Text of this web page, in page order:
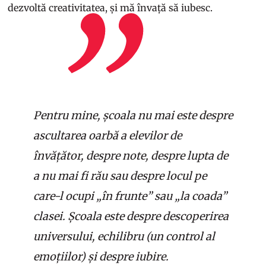
dezvoltă creativitatea, și mă învață să iubesc.
Pentru mine, școala nu mai este despre
ascultarea oarbă a elevilor de
învățător, despre note, despre lupta de
a nu mai fi rău sau despre locul pe
care-l ocupi „în frunte” sau „la coada”
clasei. Școala este despre descoperirea
universului, echilibru (un control al
emoțiilor) și despre iubire.